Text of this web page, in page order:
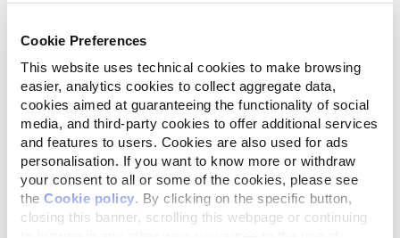
Cookie Preferences
This website uses technical cookies to make browsing
easier, analytics cookies to collect aggregate data,
cookies aimed at guaranteeing the functionality of social
media, and third-party cookies to offer additional services
and features to users. Cookies are also used for ads
personalisation. If you want to know more or withdraw
your consent to all or some of the cookies, please see
the Cookie policy. By clicking on the specific button,
closing this banner, scrolling this webpage or continuing
Monoproteico
Un'unica fonte di proteine animali. Ideale in caso di
difficoltà alimentari.
Ingredienti
Componenti analitici
Pollo 40%, brodo di cottura 38%, carote 10%, riso 8%,
fecola 4%.